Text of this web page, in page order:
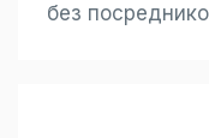
без